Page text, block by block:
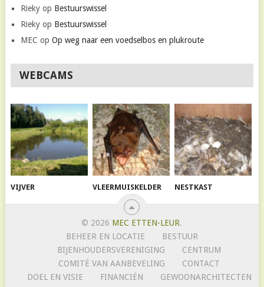
Riekyop Bestuurswissel
Riekyop Bestuurswissel
MEC op Op weg naar een voedselbos en plukroute
WEBCAMS
VIJVER VLEERMUISKELDER NESTKAST
© 2026 MEC ETTEN-LEUR.
BEHEER EN LOCATIE
BESTUUR
BIJENHOUDERSVERENIGING
CENTRUM
COMITÉ VAN AANBEVELING
CONTACT
DOEL EN VISIE
FINANCIËN
GEWOONARCHITECTEN